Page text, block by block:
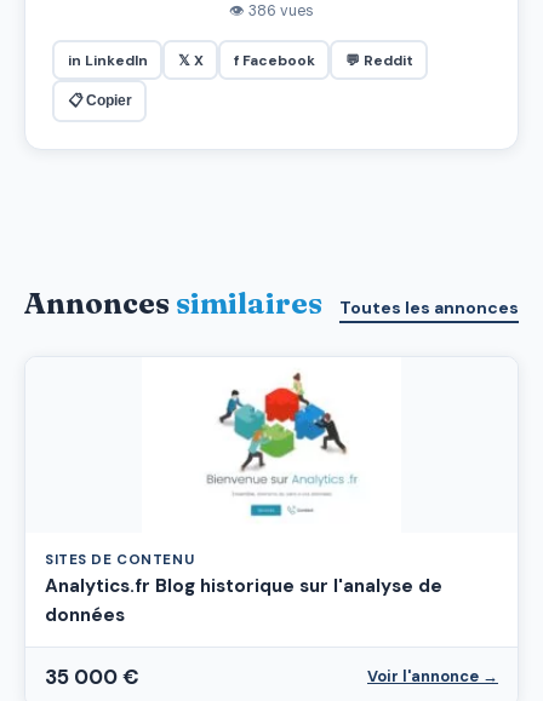
👁 386 vues
in LinkedIn 𝕏 X f Facebook 💬 Reddit
📋 Copier
Annonces similaires Toutes les annonces
SITES DE CONTENU
Analytics.fr Blog historique sur l'analyse de
données
35 000 € Voir l'annonce →